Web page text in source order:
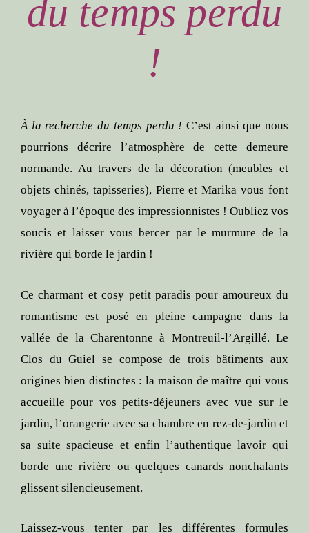
du temps perdu
!
À la recherche du temps perdu ! C’est ainsi que nous
pourrions décrire l’atmosphère de cette demeure
normande. Au travers de la décoration (meubles et
objets chinés, tapisseries), Pierre et Marika vous font
voyager à l’époque des impressionnistes ! Oubliez vos
soucis et laisser vous bercer par le murmure de la
rivière qui borde le jardin !
Ce charmant et cosy petit paradis pour amoureux du
romantisme est posé en pleine campagne dans la
vallée de la Charentonne à Montreuil-l’Argillé. Le
Clos du Guiel se compose de trois bâtiments aux
origines bien distinctes : la maison de maître qui vous
accueille pour vos petits-déjeuners avec vue sur le
jardin, l’orangerie avec sa chambre en rez-de-jardin et
sa suite spacieuse et enfin l’authentique lavoir qui
borde une rivière ou quelques canards nonchalants
glissent silencieusement.
Laissez-vous tenter par les différentes formules